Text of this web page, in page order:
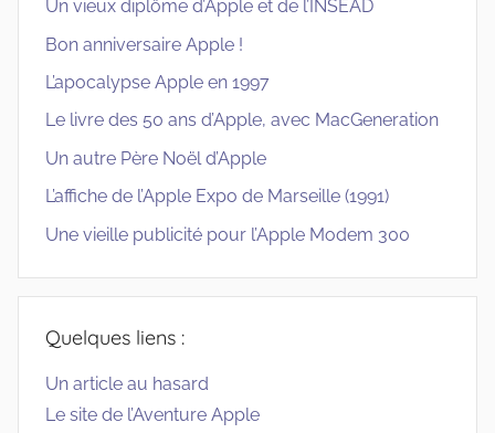
Un vieux diplôme d’Apple et de l’INSEAD
Bon anniversaire Apple !
L’apocalypse Apple en 1997
Le livre des 50 ans d’Apple, avec MacGeneration
Un autre Père Noël d’Apple
L’affiche de l’Apple Expo de Marseille (1991)
Une vieille publicité pour l’Apple Modem 300
Quelques liens :
Un article au hasard
Le site de l’Aventure Apple